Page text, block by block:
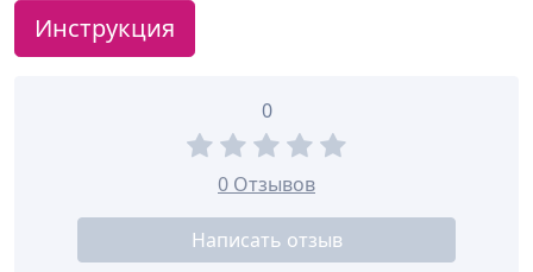
Инструкция
0
0 Отзывов
Написать отзыв